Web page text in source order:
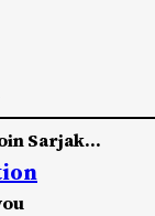
Sarjak…